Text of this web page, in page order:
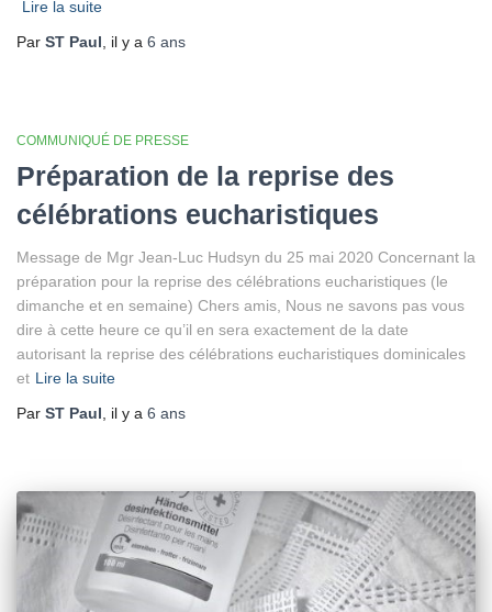
Lire la suite
Par ST Paul , il y a 6 ans
COMMUNIQUÉ DE PRESSE
Préparation de la reprise des
célébrations eucharistiques
Message de Mgr Jean-Luc Hudsyn du 25 mai 2020 Concernant la
préparation pour la reprise des célébrations eucharistiques (le
dimanche et en semaine) Chers amis, Nous ne savons pas vous
dire à cette heure ce qu’il en sera exactement de la date
autorisant la reprise des célébrations eucharistiques dominicales
et Lire la suite
Par ST Paul , il y a 6 ans